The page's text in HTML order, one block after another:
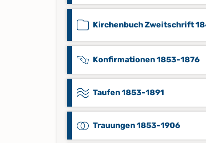
Kirchenbuch Zweitschrift
Konfirmationen 1853-1876
Taufen 1853-1891
Trauungen 1853-1906